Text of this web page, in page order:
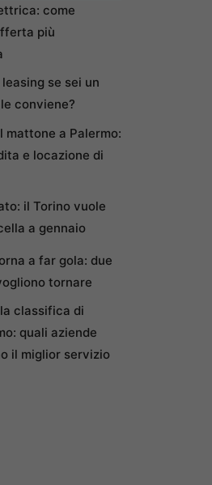
come
più
se sei un
conviene?
mattone a Palermo:
e locazione di
il Torino vuole
a gennaio
a far gola: due
tornare
classifica di
quali aziende
il miglior servizio